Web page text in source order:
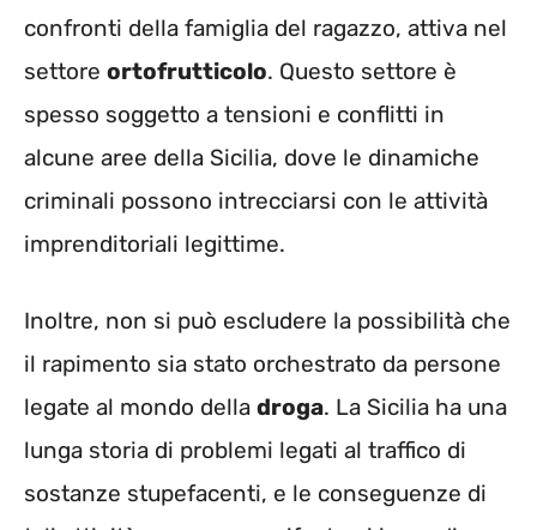
confronti della famiglia del ragazzo, attiva nel
settore ortofrutticolo. Questo settore è
spesso soggetto a tensioni e conflitti in
alcune aree della Sicilia, dove le dinamiche
criminali possono intrecciarsi con le attività
imprenditoriali legittime.
Inoltre, non si può escludere la possibilità che
il rapimento sia stato orchestrato da persone
legate al mondo della droga. La Sicilia ha una
lunga storia di problemi legati al traffico di
sostanze stupefacenti, e le conseguenze di